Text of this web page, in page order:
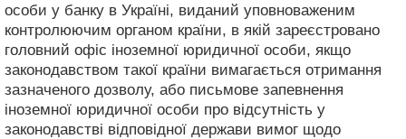
особи у банку в Україні, виданий уповноваженим
контролюючим органом країни, в якій зареєстровано
головний офіс іноземної юридичної особи, якщо
законодавством такої країни вимагається отримання
зазначеного дозволу, або письмове запевнення
іноземної юридичної особи про відсутність у
законодавстві відповідної держави вимог щодо